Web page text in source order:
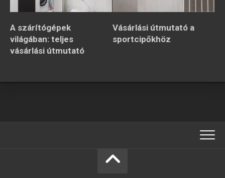
A szárítógépek
világában: teljes
vásárlási útmutató
Vásárlási útmutató a
sportcipőkhöz